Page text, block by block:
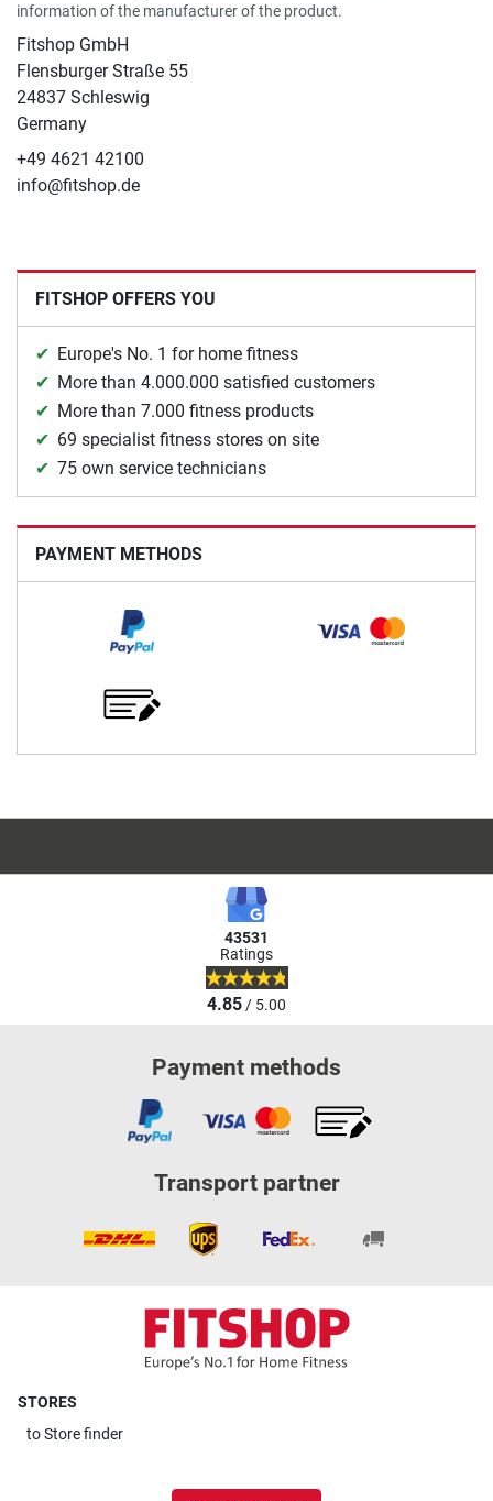
information of the manufacturer of the product.
Fitshop GmbH
Flensburger Straße 55
24837 Schleswig
Germany
+49 4621 42100
info@fitshop.de
FITSHOP OFFERS YOU
Europe's No. 1 for home fitness
More than 4.000.000 satisfied customers
More than 7.000 fitness products
69 specialist fitness stores on site
75 own service technicians
PAYMENT METHODS
43531
Ratings
4.85/ 5.00
Payment methods
Transport partner
STORES
toStore finder